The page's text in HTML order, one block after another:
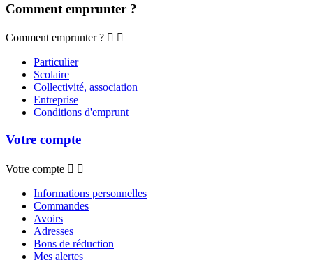
Comment emprunter ?
Comment emprunter ?  
Particulier
Scolaire
Collectivité, association
Entreprise
Conditions d'emprunt
Votre compte
Votre compte  
Informations personnelles
Commandes
Avoirs
Adresses
Bons de réduction
Mes alertes